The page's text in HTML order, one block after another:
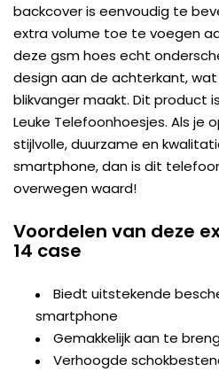
backcover is eenvoudig te
extra volume toe te voegen
deze gsm hoes echt
design aan de achterkant,
blikvanger maakt. Dit product
Leuke Telefoonhoesjes. Als je
stijlvolle, duurzame en
smartphone, dan is dit
overwegen waard!
Voordelen van deze
14 case
Biedt uitstekende
smartphone
Gemakkelijk aan te
Verhoogde